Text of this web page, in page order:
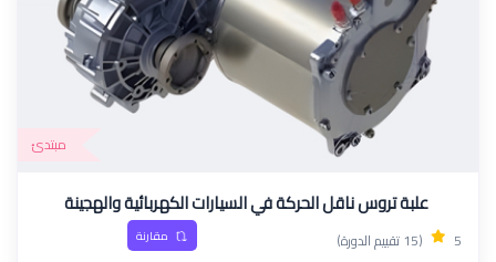
مبتدئ
علبة تروس ناقل الحركة في السيارات الكهربائية والهجينة
5 (15 تقييم الدورة) مقارنة